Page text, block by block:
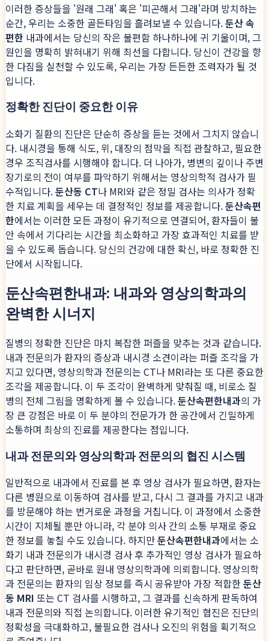
이러한 증상들을 '원래 그래' 혹은 '피곤해서 그래'라며 방치하는
순간, 우리는 소중한 골든타임을 흘려보낼 수 있습니다.둔산 속
편한 내과에서는 당신의 작은 불편함 하나하나에 귀 기울이며, 그
원인을 명확히 밝혀내기 위해 최선을 다합니다. 당신이 건강을 향
한 다짐을 실천할 수 있도록, 우리는 가장 든든한 조력자가 될 것
입니다.
정확한 진단이 중요한 이유
소화기 질환의 진단은 단순히 증상을 듣는 것에서 그치지 않습니
다. 내시경을 통해 식도, 위, 대장의 점막을 직접 관찰하고, 필요한
경우 조직검사를 시행해야 합니다. 더 나아가, 병변의 깊이나 주변
장기로의 전이 여부를 파악하기 위해서는 영상의학적 검사가 필
수적입니다.둔산동 CT나 MRI와 같은 정밀 검사는 의사가 정확
한 치료 계획을 세우는 데 결정적인 정보를 제공합니다.둔산속편
한에서는 이러한 모든 과정이 유기적으로 연결되어, 환자들이 불
안 속에서 기다리는 시간을 최소화하고 가장 효과적인 치료를 받
을 수 있도록 돕습니다. 당신의 건강에 대한 확신, 바로 정확한 진
단에서 시작됩니다.
둔산속편한내과: 내과와 영상의학과의
완벽한 시너지
질병의 정확한 진단은 마치 복잡한 퍼즐을 맞추는 것과 같습니다.
내과 전문의가 환자의 증상과 내시경 소견이라는 퍼즐 조각을 가
지고 있다면, 영상의학과 전문의는 CT나 MRI라는 또 다른 중요한
조각을 제공합니다. 이 두 조각이 완벽하게 맞춰질 때, 비로소 질
병의 전체 그림을 명확하게 볼 수 있습니다.둔산속편한내과의 가
장 큰 강점은 바로 이 두 분야의 전문가가 한 공간에서 긴밀하게
소통하며 최상의 진료를 제공한다는 점입니다.
내과 전문의와 영상의학과 전문의의 협진 시스템
일반적으로 내과에서 진료를 본 후 영상 검사가 필요하면, 환자는
다른 병원으로 이동하여 검사를 받고, 다시 그 결과를 가지고 내과
를 방문해야 하는 번거로운 과정을 거칩니다. 이 과정에서 소중한
시간이 지체될 뿐만 아니라, 각 분야 의사 간의 소통 부재로 중요
한 정보를 놓칠 수도 있습니다. 하지만둔산속편한내과에서는 소
화기 내과 전문의가 내시경 검사 후 추가적인 영상 검사가 필요하
다고 판단하면, 곧바로 원내 영상의학과에 의뢰합니다. 영상의학
과 전문의는 환자의 임상 정보를 즉시 공유받아 가장 적합한둔산
동 MRI 또는 CT 검사를 시행하고, 그 결과를 신속하게 판독하여
내과 전문의와 직접 논의합니다. 이러한 유기적인 협진은 진단의
정확성을 극대화하고, 불필요한 검사나 오진의 위험을 획기적으